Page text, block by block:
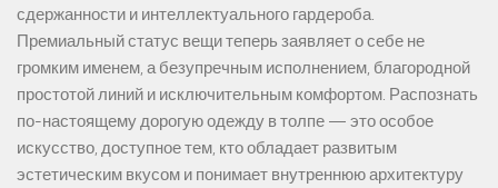
сдержанности и интеллектуального гардероба.
Премиальный статус вещи теперь заявляет о себе не
громким именем, а безупречным исполнением, благородной
простотой линий и исключительным комфортом. Распознать
по-настоящему дорогую одежду в толпе — это особое
искусство, доступное тем, кто обладает развитым
эстетическим вкусом и понимает внутреннюю архитектуру